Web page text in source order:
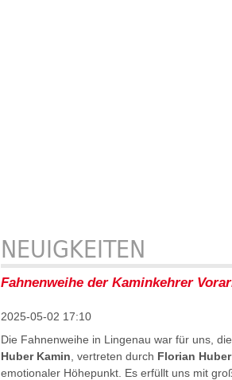
NEUIGKEITEN
Fahnenweihe der Kaminkehrer
2025-05-02 17:10
Die Fahnenweihe in Lingenau war für uns, die
Huber Kamin , vertreten durch Florian Huber
emotionaler Höhepunkt. Es erfüllt uns mit